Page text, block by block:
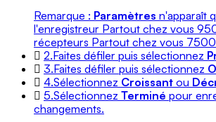
Remarque : Paramètres n'apparaît
l'enregistreur Partout chez vous
récepteurs Partout chez vous
2.Faites défiler puis sélectionnez
3.Faites défiler puis sélectionnez
4.Sélectionnez Croissant ou
5.Sélectionnez Terminé pour
changements.